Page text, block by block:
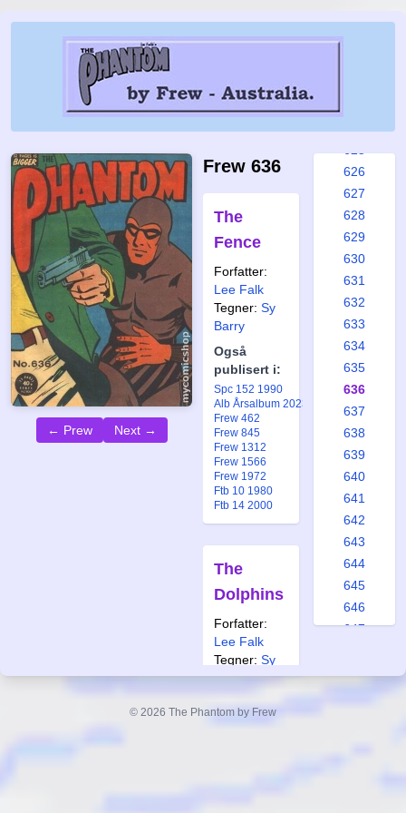
← Prew Next →
Frew 636
The
Fence
Forfatter:
Lee Falk
Tegner: Sy
Barry
Også
publisert i:
Spc 152 1990
Alb Årsalbum 2023
Frew 462
Frew 845
Frew 1312
Frew 1566
Frew 1972
Ftb 10 1980
Ftb 14 2000
The
Dolphins
Forfatter:
Lee Falk
Tegner: Sy
Barry
publisert i:
619
626
627
628
629
630
631
632
633
634
635
636
637
638
639
640
641
642
643
644
645
646
647
© 2026 The Phantom by Frew